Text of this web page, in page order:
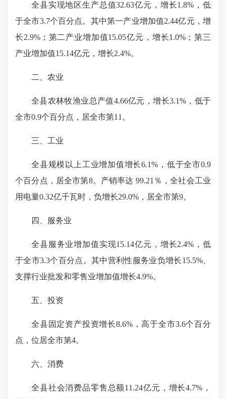
全县实现地区生产总值32.63亿元，增长1.8%，低
于全市3.7个百分点。其中第一产业增加值2.44亿元，增
长2.9%；第二产业增加值15.05亿元，增长1.0%；第三
产业增加值15.14亿元，增长2.4%。
二、农业
全县农林牧渔业总产值4.66亿元，增长3.1%，低于
全市0.9个百分点，居全市第11。
三、工业
全县规模以上工业增加值增长6.1%，低于全市0.9
个百分点，居全市第8。产销率达 99.21％，全社会工业
用电量0.32亿千瓦时，负增长29.0%，居全市第9。
四、服务业
全县服务业增加值实现15.14亿元，增长2.4%，低
于全市3.3个百分点。其中营利性服务业负增长15.5%、
支撑行业批发和零售业增加值增长4.9%。
五、投资
全县固定资产投资增长8.6%，高于全市3.6个百分
点，位居全市第4。
六、消费
全县社会消费品零售总额11.24亿元，增长4.7%，